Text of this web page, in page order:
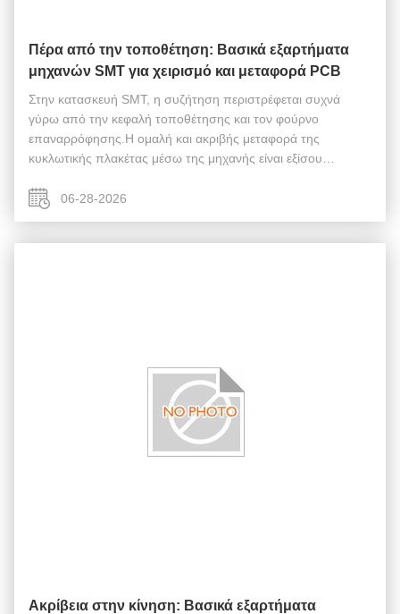
Πέρα από την τοποθέτηση: Βασικά εξαρτήματα
μηχανών SMT για χειρισμό και μεταφορά PCB
Στην κατασκευή SMT, η συζήτηση περιστρέφεται συχνά
γύρω από την κεφαλή τοποθέτησης και τον φούρνο
επαναρρόφησης.Η ομαλή και ακριβής μεταφορά της
κυκλωτικής πλακέτας μέσω της μηχανής είναι εξίσου
την επεξεργασία των πλακών, οι μεταφορείς, οι σιδηρ...
06-28-2026
Ακρίβεια στην κίνηση: Βασικά εξαρτήματα